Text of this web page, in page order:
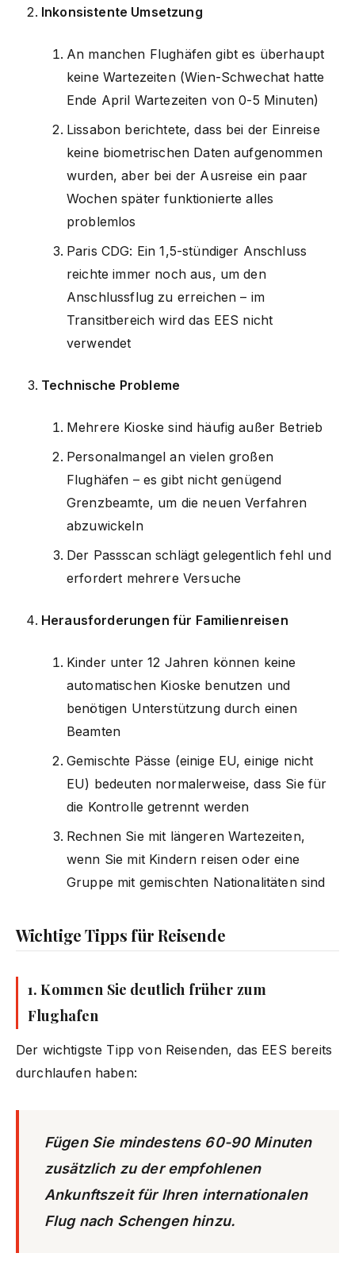
Inkonsistente Umsetzung
An manchen Flughäfen gibt es überhaupt
keine Wartezeiten (Wien-Schwechat hatte
Ende April Wartezeiten von 0-5 Minuten)
Lissabon berichtete, dass bei der Einreise
keine biometrischen Daten aufgenommen
wurden, aber bei der Ausreise ein paar
Wochen später funktionierte alles
problemlos
Paris CDG: Ein 1,5-stündiger Anschluss
reichte immer noch aus, um den
Anschlussflug zu erreichen – im
Transitbereich wird das EES nicht
verwendet
Technische Probleme
Mehrere Kioske sind häufig außer Betrieb
Personalmangel an vielen großen
Flughäfen – es gibt nicht genügend
Grenzbeamte, um die neuen Verfahren
abzuwickeln
Der Passscan schlägt gelegentlich fehl und
erfordert mehrere Versuche
Herausforderungen für Familienreisen
Kinder unter 12 Jahren können keine
automatischen Kioske benutzen und
benötigen Unterstützung durch einen
Beamten
Gemischte Pässe (einige EU, einige nicht
EU) bedeuten normalerweise, dass Sie für
die Kontrolle getrennt werden
Rechnen Sie mit längeren Wartezeiten,
wenn Sie mit Kindern reisen oder eine
Gruppe mit gemischten Nationalitäten sind
Wichtige Tipps für Reisende
1. Kommen Sie deutlich früher zum
Flughafen
Der wichtigste Tipp von Reisenden, das EES bereits
durchlaufen haben:
Fügen Sie mindestens 60-90 Minuten
zusätzlich zu der empfohlenen
Ankunftszeit für Ihren internationalen
Flug nach Schengen hinzu.